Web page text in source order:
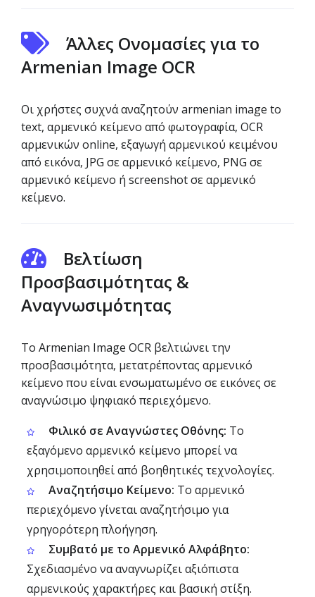
Άλλες Ονομασίες για το
Armenian Image OCR
Οι χρήστες συχνά αναζητούν armenian image to
text, αρμενικό κείμενο από φωτογραφία, OCR
αρμενικών online, εξαγωγή αρμενικού κειμένου
από εικόνα, JPG σε αρμενικό κείμενο, PNG σε
αρμενικό κείμενο ή screenshot σε αρμενικό
κείμενο.
Βελτίωση
Προσβασιμότητας &
Αναγνωσιμότητας
Το Armenian Image OCR βελτιώνει την
προσβασιμότητα, μετατρέποντας αρμενικό
κείμενο που είναι ενσωματωμένο σε εικόνες σε
αναγνώσιμο ψηφιακό περιεχόμενο.
Φιλικό σε Αναγνώστες Οθόνης: Το
εξαγόμενο αρμενικό κείμενο μπορεί να
χρησιμοποιηθεί από βοηθητικές τεχνολογίες.
Αναζητήσιμο Κείμενο: Το αρμενικό
περιεχόμενο γίνεται αναζητήσιμο για
γρηγορότερη πλοήγηση.
Συμβατό με το Αρμενικό Αλφάβητο:
Σχεδιασμένο να αναγνωρίζει αξιόπιστα
αρμενικούς χαρακτήρες και βασική στίξη.